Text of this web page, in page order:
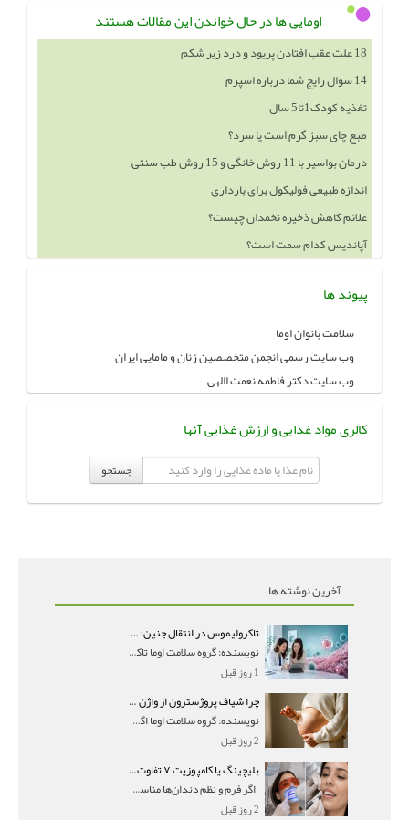
اومایی ها در حال خواندن این مقالات هستند
18 علت عقب افتادن پریود و درد زیر شکم
14 سوال رایج شما درباره اسپرم
تغذیه کودک1تا5 سال
طبع چای سبز گرم است یا سرد؟
درمان بواسیر با 11 روش خانگی و 15 روش طب سنتی
اندازه طبیعی فولیکول برای بارداری
علائم کاهش ذخیره تخمدان چیست؟
آپاندیس کدام سمت است؟
پیوند ها
سلامت بانوان اوما
وب سایت رسمی انجمن متخصصین زنان و مامایی ایران
وب سایت دکتر فاطمه نعمت االهی
کالری مواد غذایی و ارزش غذایی آنها
جستجو
آخرین نوشته ها
تاکرولیموس در انتقال جنین؛ آیا شانس لانه‌گزینی را افزایش می‌دهد؟
نویسنده: گروه سلامت اوما تاکرولیموس در انتقال جنین
1 روز قبل
چرا شیاف پروژسترون از واژن بیرون می‌ریزد؟ میزان جذب و زمان صحیح مصرف
نویسنده: گروه سلامت اوما اگر بعد از گذاشتن شیاف پر
2 روز قبل
بلیچینگ یا کامپوزیت ۷ تفاوت مهم برای انتخاب درست
اگر فرم و نظم دندان‌ها مناسب است و مشکل
2 روز قبل